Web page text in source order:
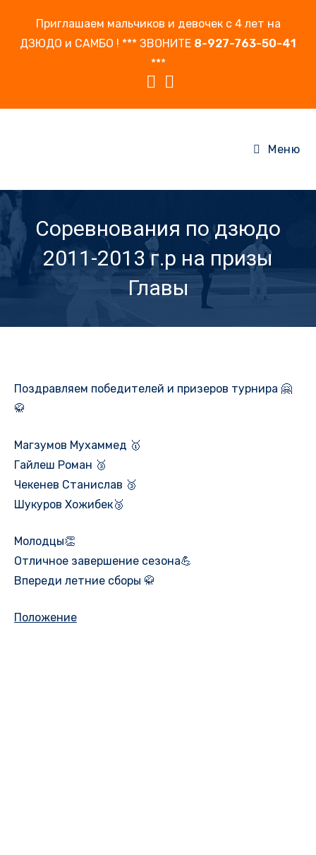
содержимому
Приглашаем мальчиков и девочек с 4 лет на
ДЗЮДО и САМБО ! *** ЗВОНИТЕ 8-927-763-50-41
***
Меню
Соревнования по дзюдо
2011-2013 г.р на призы
Главы
Поздравляем победителей и призеров турнира 🤗
🥋
Магзумов Мухаммед 🥇
Гайлеш Роман 🥉
Чекенев Станислав 🥉
Шукуров Хожибек🥉
Молодцы👏
Отличное завершение сезона💪
Впереди летние сборы 🥋
Положение